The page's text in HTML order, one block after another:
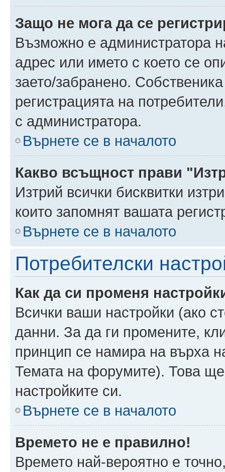
Защо не мога да се
Възможно е администратора
адрес или името с което се
заето/забранено.
регистрацията на
с администратора.
Върнете се в началото
Какво всъщност прави
Изтрий всички бисквитки
които запомнят вашата
Върнете се в началото
Потребителски
Как да си променя
Всички ваши настройки (ако
данни. За да ги промените,
принцип се намира на върха
Темата на форумите). Това
настройките си.
Върнете се в началото
Времето не е правилно!
Времето най-вероятно е